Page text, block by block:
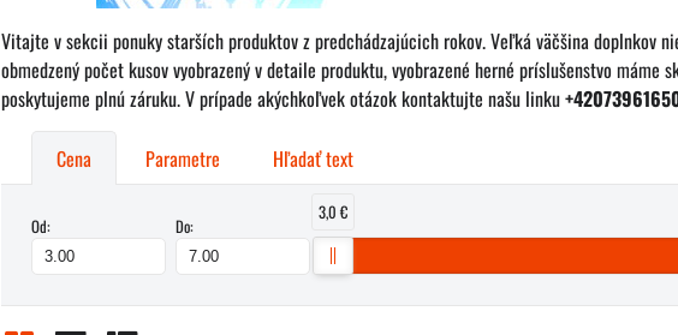
Vitajte v sekcii ponuky starších produktov z predchádzajúcich rokov. Veľká väčšina doplnkov
obmedzený počet kusov vyobrazený v detaile produktu, vyobrazené herné príslušenstvo máme
poskytujeme plnú záruku. V prípade akýchkoľvek otázok kontaktujte našu linku
Cena Parametre Hľadať text
Od: Do:
3,0 €